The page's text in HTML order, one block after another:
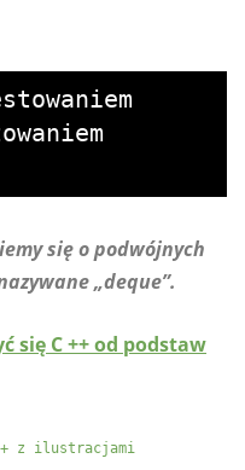
się o podwójnych
„deque”.
się C ++ od podstaw
z ilustracjami